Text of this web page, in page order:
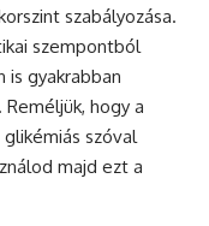
szabályozása.
szempontból
is gyakrabban
hogy a
szóval
majd ezt a